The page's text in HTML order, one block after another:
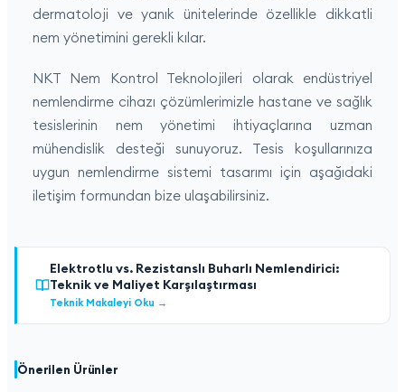
dermatoloji ve yanık ünitelerinde özellikle dikkatli
nem yönetimini gerekli kılar.
NKT Nem Kontrol Teknolojileri olarak endüstriyel
nemlendirme cihazı çözümlerimizle hastane ve sağlık
tesislerinin nem yönetimi ihtiyaçlarına uzman
mühendislik desteği sunuyoruz. Tesis koşullarınıza
uygun nemlendirme sistemi tasarımı için aşağıdaki
iletişim formundan bize ulaşabilirsiniz.
Elektrotlu vs. Rezistanslı Buharlı Nemlendirici:
Teknik ve Maliyet Karşılaştırması
Teknik Makaleyi Oku →
Önerilen Ürünler